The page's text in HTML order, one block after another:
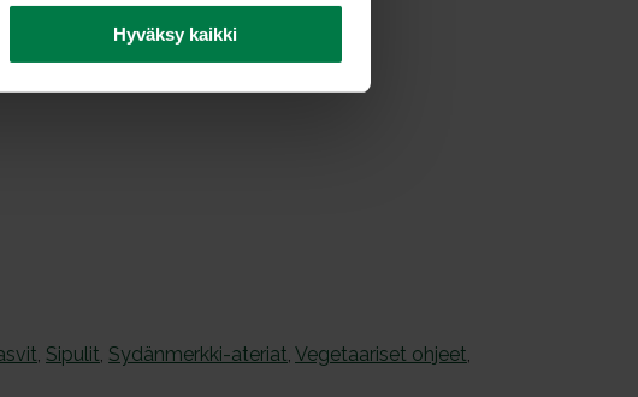
Hyväksy kaikki
, Sipulit, Sydänmerkki-ateriat, Vegetaariset ohjeet,